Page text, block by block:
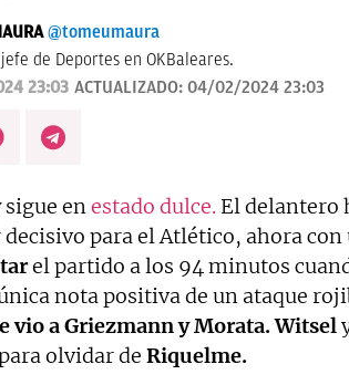
@tomeumaura
de Deportes en OKBaleares.
23:03 ACTUALIZADO: 04/02/2024 23:03
sigue enestado dulce. El delantero
para el Atlético, ahora con
el partido a los 94 minutos
nota positiva de un ataque
vio a Griezmann y Morata. Witsel
olvidar de Riquelme.